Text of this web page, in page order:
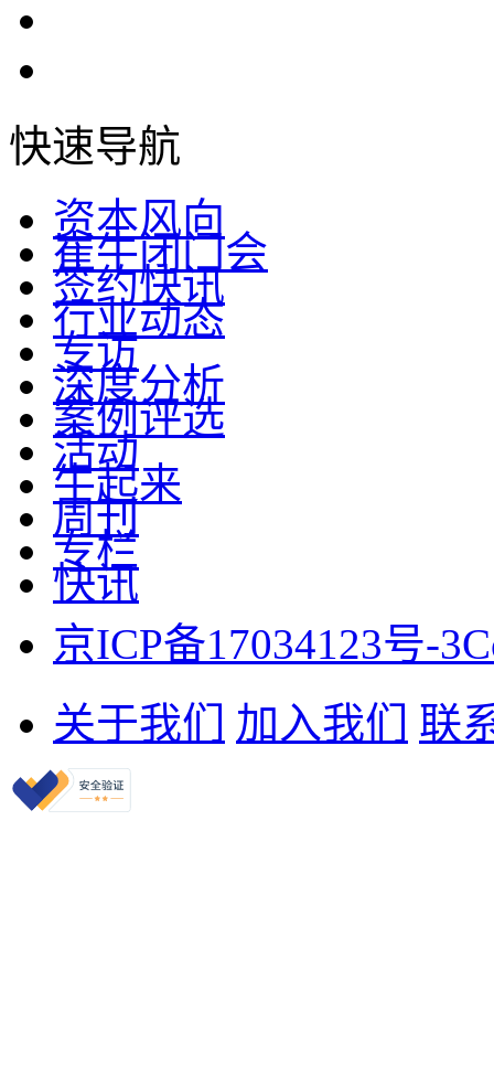
快速导航
资本风向
崔牛闭门会
签约快讯
行业动态
专访
深度分析
案例评选
活动
牛起来
周刊
专栏
快讯
京ICP备17034123号-3
关于我们
加入我们 联